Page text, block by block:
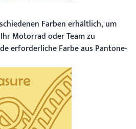
Farben erhältlich, um
Motorrad oder Team zu
erforderliche Farbe aus Pantone-